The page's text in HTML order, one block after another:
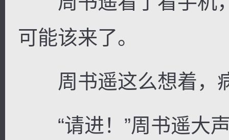
可能该来了。
周书遥这么想着，
“请进！”周书遥大声